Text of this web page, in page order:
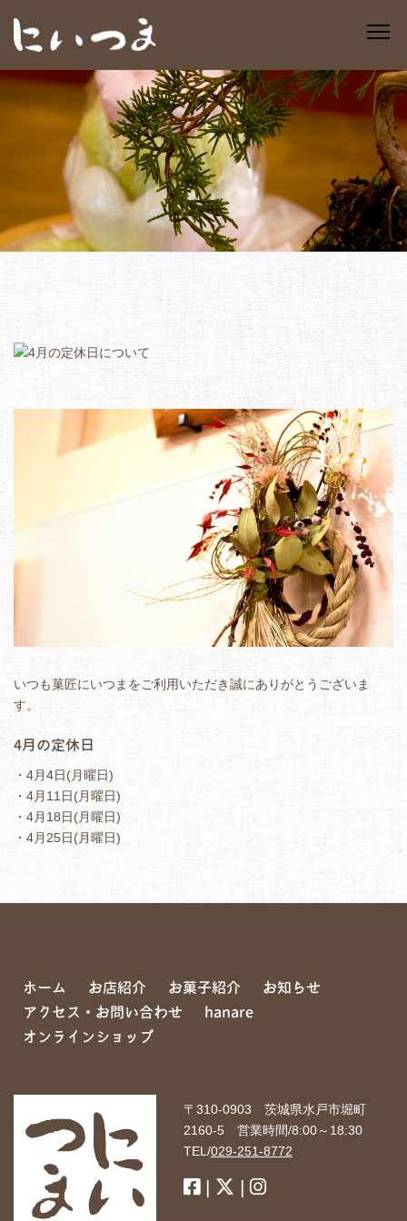
いつも菓匠にいつまをご利用いただき誠にありがとうございま
す。
4月の定休日
・4月4日(月曜日)
・4月11日(月曜日)
・4月18日(月曜日)
・4月25日(月曜日)
ホーム お店紹介 お菓子紹介
お知らせ
アクセス・お問い合わせ
hanare
オンラインショップ
〒310-0903 茨城県水戸市堀町
2160-5 営業時間/8:00～18:30
TEL/029-251-8772
| |